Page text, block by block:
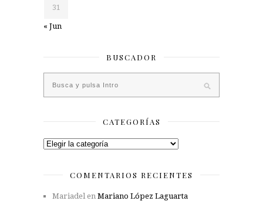
31
« Jun
BUSCADOR
CATEGORÍAS
Categorías
COMENTARIOS RECIENTES
Mariadel en Mariano López Laguarta